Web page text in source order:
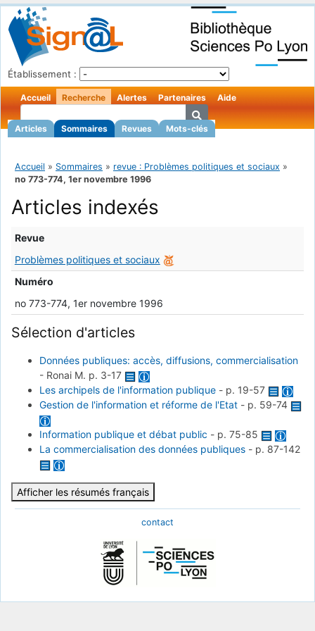
Établissement :
Accueil Recherche
Articles Sommaires Revues Mots-clés
Alertes Partenaires Aide
Accueil » Sommaires » revue : Problèmes politiques et sociaux »
no 773-774, 1er novembre 1996
Articles indexés
Revue
Problèmes politiques et sociaux
Numéro
no 773-774, 1er novembre 1996
Sélection d'articles
Données publiques: accès, diffusions, commercialisation
- Ronai M. p. 3-17
Les archipels de l'information publique - p. 19-57
Gestion de l'information et réforme de l'Etat - p. 59-74
Information publique et débat public - p. 75-85
La commercialisation des données publiques - p. 87-142
Afficher les résumés français
contact